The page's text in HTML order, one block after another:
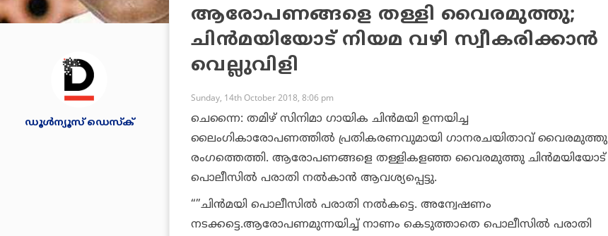
ഡൂള്‍ന്യൂസ് ഡെസ്‌ക്
ആരോപണങ്ങളെ തള്ളി വൈരമുത്തു;
ചിന്‍മയിയോട് നിയമ വഴി സ്വീകരിക്കാന്‍
വെല്ലുവിളി
Sunday, 14th October 2018, 8:06 pm
ചെന്നൈ: തമിഴ് സിനിമാ ഗായിക ചിന്‍മയി ഉന്നയിച്ച
ലൈംഗികാരോപണത്തില്‍ പ്രതികരണവുമായി ഗാനരചയിതാവ് വൈരമുത്തു
രംഗത്തെത്തി. ആരോപണങ്ങളെ തള്ളികളഞ്ഞ വൈരമുത്തു ചിന്‍മയിയോട്
പൊലീസില്‍ പരാതി നല്‍കാന്‍ ആവശ്യപ്പെട്ടു.
“”ചിന്‍മയി പൊലീസില്‍ പരാതി നല്‍കട്ടെ. അന്വേഷണം
നടക്കട്ടെ.ആരോപണമുന്നയിച്ച് നാണം കെടുത്താതെ പൊലീസില്‍ പരാതി